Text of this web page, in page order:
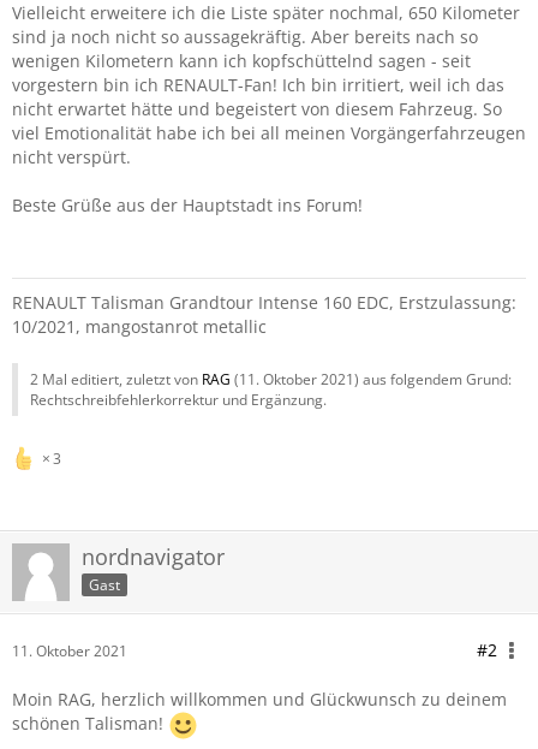
Vielleicht erweitere ich die Liste später nochmal, 650 Kilometer
sind ja noch nicht so aussagekräftig. Aber bereits nach so
wenigen Kilometern kann ich kopfschüttelnd sagen - seit
vorgestern bin ich RENAULT-Fan! Ich bin irritiert, weil ich das
nicht erwartet hätte und begeistert von diesem Fahrzeug. So
viel Emotionalität habe ich bei all meinen Vorgängerfahrzeugen
nicht verspürt.
Beste Grüße aus der Hauptstadt ins Forum!
RENAULT Talisman Grandtour Intense 160 EDC, Erstzulassung:
10/2021, mangostanrot metallic
2 Mal editiert, zuletzt von RAG (11. Oktober 2021) aus folgendem Grund:
Rechtschreibfehlerkorrektur und Ergänzung.
3
nordnavigator
Gast
11. Oktober 2021 #2
Moin RAG, herzlich willkommen und Glückwunsch zu deinem
schönen Talisman!